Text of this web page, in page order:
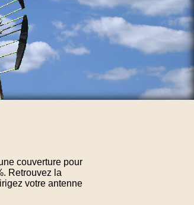
couverture pour
Retrouvez la
votre antenne